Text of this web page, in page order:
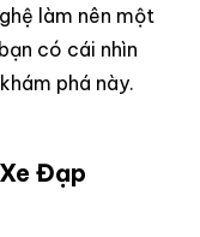
làm nên một
có cái nhìn
phá này.
Đạp